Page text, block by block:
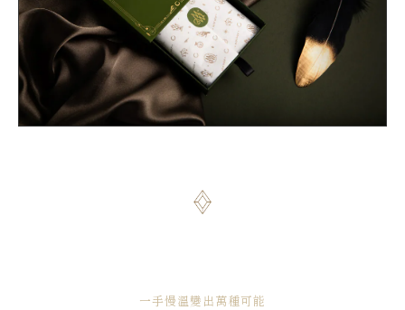
一手慢溫變出萬種可能